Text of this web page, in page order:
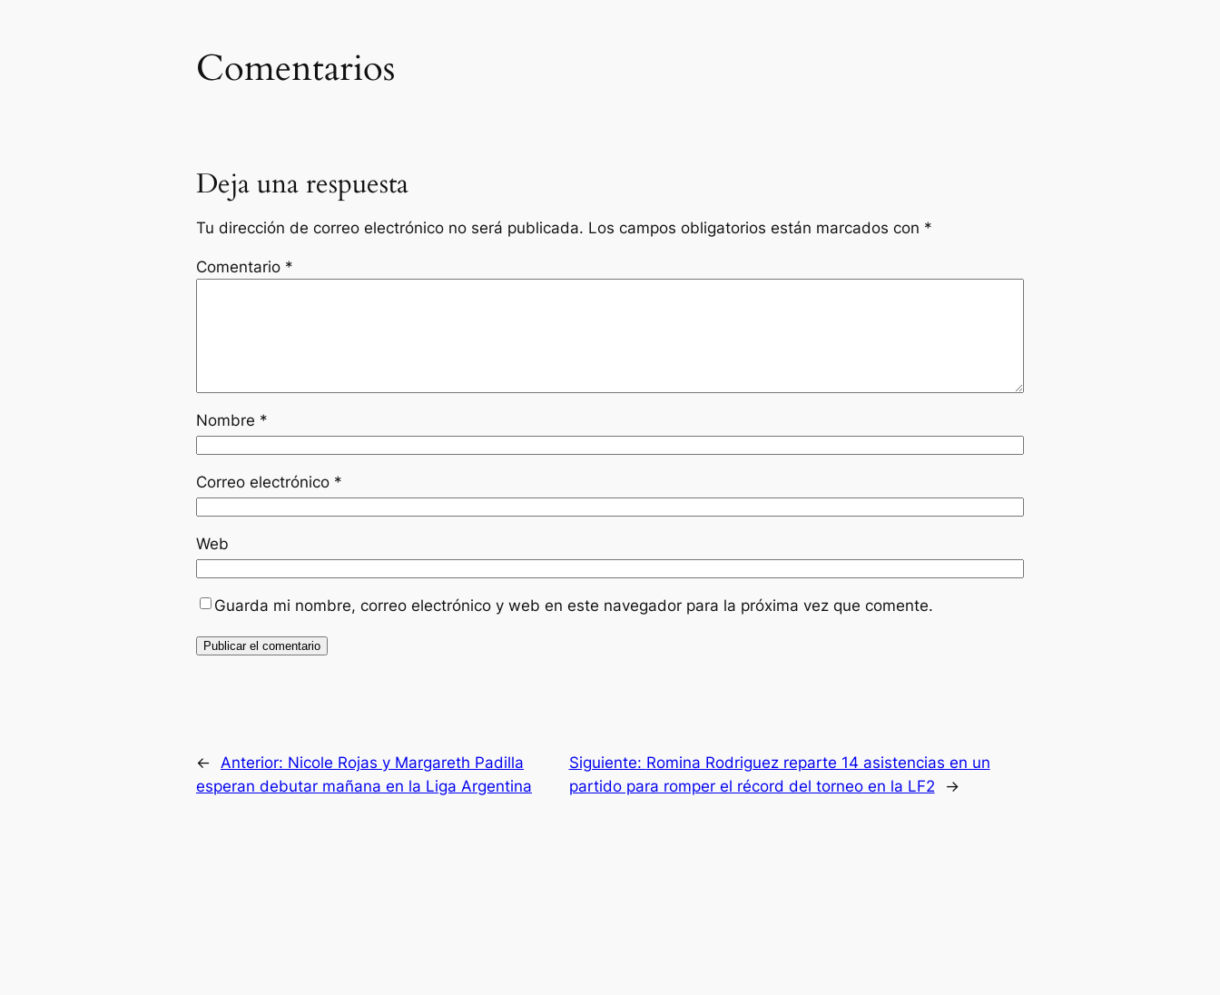
Comentarios
Deja una respuesta
Tu dirección de correo electrónico no será publicada. Los campos obligatorios están marcados con *
Comentario *
Nombre *
Correo electrónico *
Web
Guarda mi nombre, correo electrónico y web en este navegador para la próxima vez que comente.
← Anterior: Nicole Rojas y Margareth Padilla
esperan debutar mañana en la Liga Argentina
Siguiente: Romina Rodriguez reparte 14 asistencias en un
partido para romper el récord del torneo en la LF2
→